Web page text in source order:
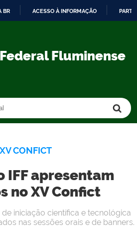
CONTEÚDO
BR ACESSO À INFORMAÇÃO
Fluminense
XV CONFICT
IFF apresentam
no XV Confict
iniciação científica e tecnológica
nas sessões orais e de banners.